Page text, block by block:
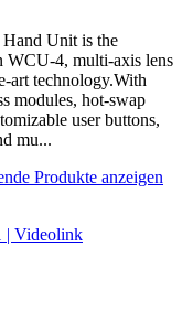
Unit is the
WCU-4, multi-axis lens
art technology.With
modules, hot-swap
user buttons,
mu...
Produkte anzeigen